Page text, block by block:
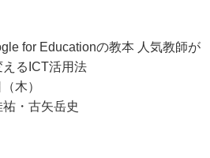
for Educationの教本 人気教師が
るICT活用法
木）
・古矢岳史